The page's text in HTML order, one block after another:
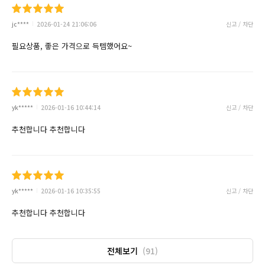
jc**** 2026-01-24 21:06:06 신고 / 차단
필요상품, 좋은 가격으로 득템했어요~
yk***** 2026-01-16 10:44:14 신고 / 차단
추천합니다 추천합니다
yk***** 2026-01-16 10:35:55 신고 / 차단
추천합니다 추천합니다
전체보기 (91)